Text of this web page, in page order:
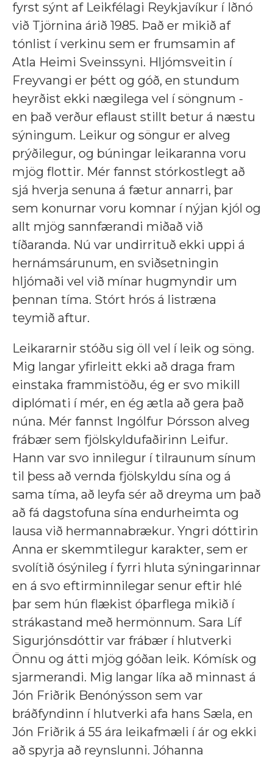
fyrst sýnt af Leikfélagi Reykjavíkur í Iðnó
við Tjörnina árið 1985. Það er mikið af
tónlist í verkinu sem er frumsamin af
Atla Heimi Sveinssyni. Hljómsveitin í
Freyvangi er þétt og góð, en stundum
heyrðist ekki nægilega vel í söngnum -
en það verður eflaust stillt betur á næstu
sýningum. Leikur og söngur er alveg
prýðilegur, og búningar leikaranna voru
mjög flottir. Mér fannst stórkostlegt að
sjá hverja senuna á fætur annarri, þar
sem konurnar voru komnar í nýjan kjól og
allt mjög sannfærandi miðað við
tíðaranda. Nú var undirrituð ekki uppi á
hernámsárunum, en sviðsetningin
hljómaði vel við mínar hugmyndir um
þennan tíma. Stórt hrós á listræna
teymið aftur.
Leikararnir stóðu sig öll vel í leik og söng.
Mig langar yfirleitt ekki að draga fram
einstaka frammistöðu, ég er svo mikill
diplómati í mér, en ég ætla að gera það
núna. Mér fannst Ingólfur Þórsson alveg
frábær sem fjölskyldufaðirinn Leifur.
Hann var svo innilegur í tilraunum sínum
til þess að vernda fjölskyldu sína og á
sama tíma, að leyfa sér að dreyma um það
að fá dagstofuna sína endurheimta og
lausa við hermannabrækur. Yngri dóttirin
Anna er skemmtilegur karakter, sem er
svolítið ósýnileg í fyrri hluta sýningarinnar
en á svo eftirminnilegar senur eftir hlé
þar sem hún flækist óþarflega mikið í
strákastand með hermönnum. Sara Líf
Sigurjónsdóttir var frábær í hlutverki
Önnu og átti mjög góðan leik. Kómísk og
sjarmerandi. Mig langar líka að minnast á
Jón Friðrik Benónýsson sem var
bráðfyndinn í hlutverki afa hans Sæla, en
Jón Friðrik á 55 ára leikafmæli í ár og ekki
að spyrja að reynslunni. Jóhanna